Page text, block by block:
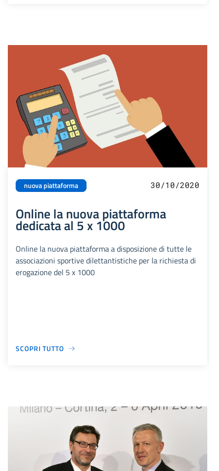
nuova piattaforma 30/10/2020
Online la nuova piattaforma
dedicata al 5 x 1000
Online la nuova piattaforma a disposizione di tutte le
associazioni sportive dilettantistiche per la richiesta di
erogazione del 5 x 1000
SCOPRI TUTTO